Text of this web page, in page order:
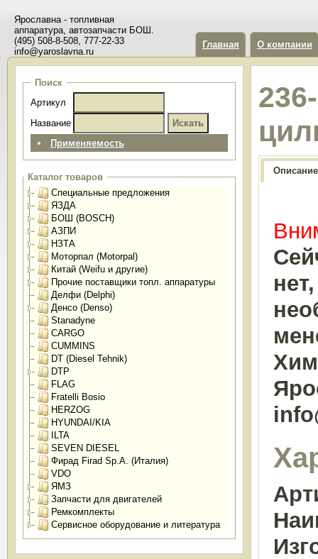
Ярославна - топливная
аппаратура, автозапчасти БОШ.
(495) 508-8-508, 777-22-33
info@yaroslavna.ru
Главная О компании
Поиск
Артикул
Название
Применяемость
Каталог товаров
Специальные предложения
ЯЗДА
БОШ (BOSCH)
АЗПИ
НЗТА
Моторпал (Motorpal)
Китай (Weifu и другие)
Прочие поставщики топл. аппаратуры
Делфи (Delphi)
Денсо (Denso)
Stanadyne
CARGO
CUMMINS
DT (Diesel Tehnik)
DTP
FLAG
Fratelli Bosio
HERZOG
HYUNDAI/KIA
ILTA
SEVEN DIESEL
Фирад Firad Sp.A. (Италия)
VDO
ЯМЗ
Запчасти для двигателей
Ремкомплекты
Сервисное оборудование и литература
Описание